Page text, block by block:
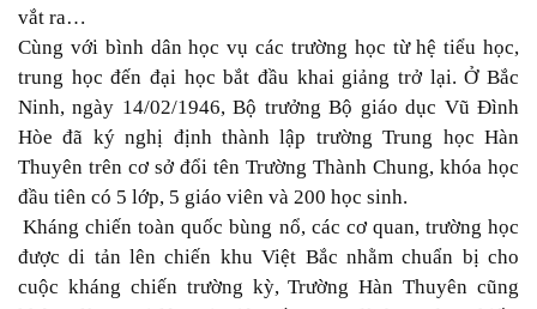
vắt ra…
Cùng với bình dân học vụ các trường học từ hệ tiểu học,
trung học đến đại học bắt đầu khai giảng trở lại. Ở Bắc
Ninh, ngày 14/02/1946, Bộ trưởng Bộ giáo dục Vũ Đình
Hòe đã ký nghị định thành lập trường Trung học Hàn
Thuyên trên cơ sở đổi tên Trường Thành Chung, khóa học
đầu tiên có 5 lớp, 5 giáo viên và 200 học sinh.
Kháng chiến toàn quốc bùng nổ, các cơ quan, trường học
được di tản lên chiến khu Việt Bắc nhằm chuẩn bị cho
cuộc kháng chiến trường kỳ, Trường Hàn Thuyên cũng